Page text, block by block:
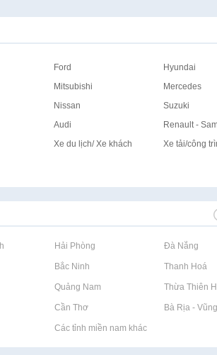
Ford
Hyundai
Mitsubishi
Mercedes
Nissan
Suzuki
Audi
Renault -
Xe du lịch/ Xe khách
Xe tải/công
Rao vặt tại Hải Phòng Rao vặt tại Đà Nẵng
Rao vặt tại Bắc Ninh Rao vặt tại Thanh Hoá
Rao vặt tại Quảng Nam Rao vặt tại Thừa Thiên
Rao vặt tại Cần Thơ Rao vặt tại Bà Rịa -
Rao vặt tại Các tỉnh miền nam khác